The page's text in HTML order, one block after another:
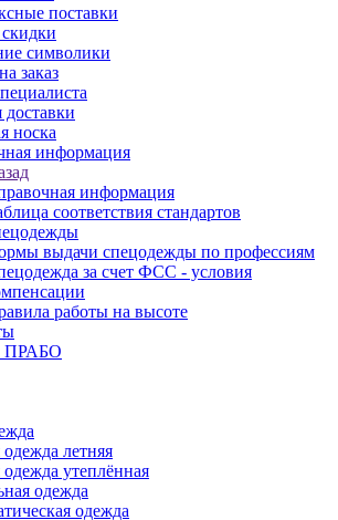
поставки
символики
заказ
доставки
носка
информация
информация
соответствия стандартов
выдачи спецодежды по профессиям
за счет ФСС - условия
работы на высоте
ПРАБО
одежда летняя
одежда утеплённая
одежда
одежда